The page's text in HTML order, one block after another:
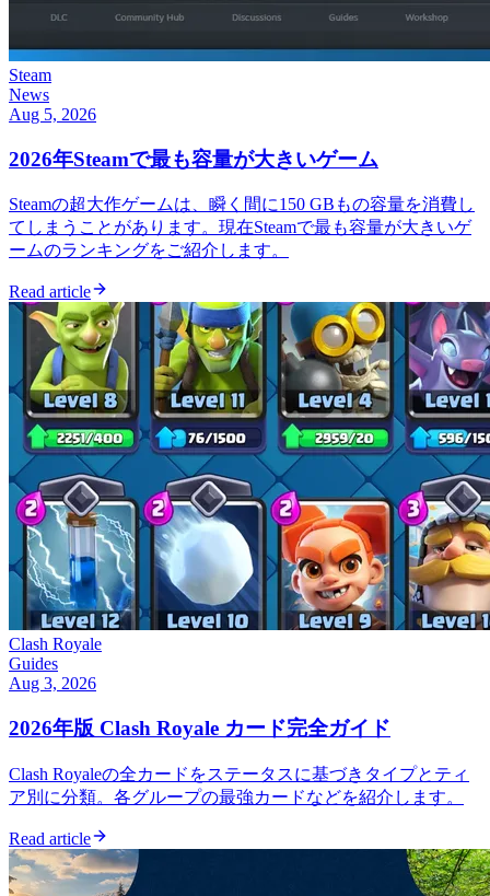
Steam
News
Aug 5, 2026
2026年Steamで最も容量が大きいゲーム
Steamの超大作ゲームは、瞬く間に150 GBもの容量を消費し
てしまうことがあります。現在Steamで最も容量が大きいゲ
ームのランキングをご紹介します。
Read article
Clash Royale
Guides
Aug 3, 2026
2026年版 Clash Royale カード完全ガイド
Clash Royaleの全カードをステータスに基づきタイプとティ
ア別に分類。各グループの最強カードなどを紹介します。
Read article